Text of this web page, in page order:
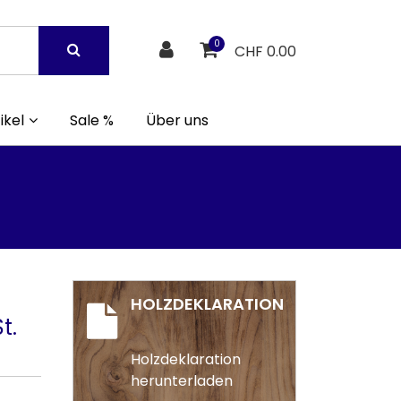
0 CHF 0.00
Sale % Über uns
HOLZDEKLARATION
Holzdeklaration
herunterladen